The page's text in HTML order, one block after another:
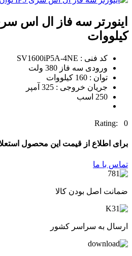
کیلووات
کد فنی : SV1600iP5A-4NE
ورودی سه فاز 380 ولت
توان : 160 کیلووات
جریان خروجی : 325 آمپر
250 اسب
Rating: 0
برای اطلاع از قیمت این محصول
تماس با ما
ضمانت اصل بودن کالا
ارسال به سراسر کشور